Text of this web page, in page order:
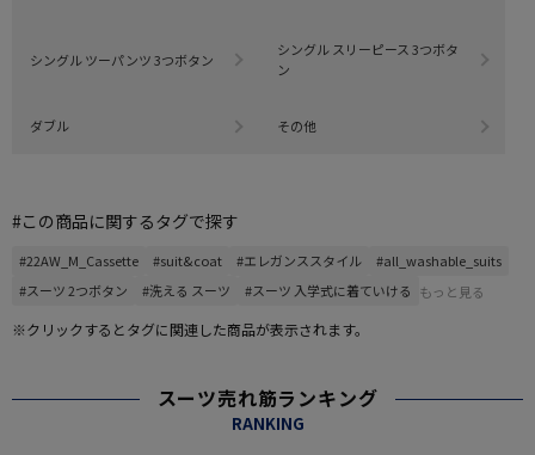
シングル ツーパンツ 3つボタン
シングル スリーピース 3つボタ
ン
ダブル その他
#この商品に関するタグで探す
#22AW_M_Cassette #suit&coat #エレガンススタイル
#all_washable_suits
#スーツ 2つボタン
#洗える スーツ #スーツ 入学式に着ていける もっと見る
※クリックするとタグに関連した商品が表示されます。
スーツ売れ筋ランキング
RANKING